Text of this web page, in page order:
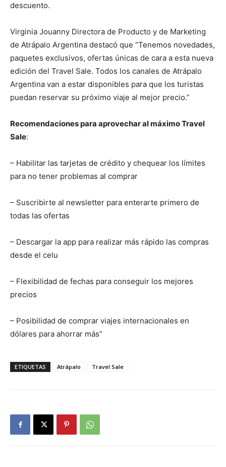
descuento.
Virginia Jouanny Directora de Producto y de Marketing
de Atrápalo Argentina destacó que “Tenemos novedades,
paquetes exclusivos, ofertas únicas de cara a esta nueva
edición del Travel Sale. Todos los canales de Atrápalo
Argentina van a estar disponibles para que los turistas
puedan reservar su próximo viaje al mejor precio.”
Recomendaciones para aprovechar al máximo Travel
Sale:
– Habilitar las tarjetas de crédito y chequear los límites
para no tener problemas al comprar
– Suscribirte al newsletter para enterarte primero de
todas las ofertas
– Descargar la app para realizar más rápido las compras
desde el celu
– Flexibilidad de fechas para conseguir los mejores
precios
– Posibilidad de comprar viajes internacionales en
dólares para ahorrar más”
ETIQUETAS Atrápalo Travel Sale